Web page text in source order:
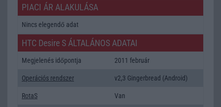
PIACI ÁR ALAKULÁSA
Nincs elegendő adat
HTC Desire S ÁLTALÁNOS ADATAI
Megjelenés időpontja 2011 február
Operációs rendszer v2,3 Gingerbread (Android)
RotaS Van